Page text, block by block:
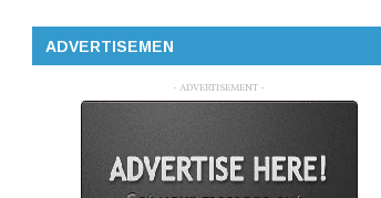
ADVERTISEMEN
- ADVERTISEMENT -